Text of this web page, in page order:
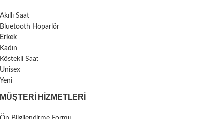
Akıllı Saat
Bluetooth Hoparlör
Erkek
Kadın
Köstekli Saat
Unisex
Yeni
MÜŞTERI HIZMETLERI